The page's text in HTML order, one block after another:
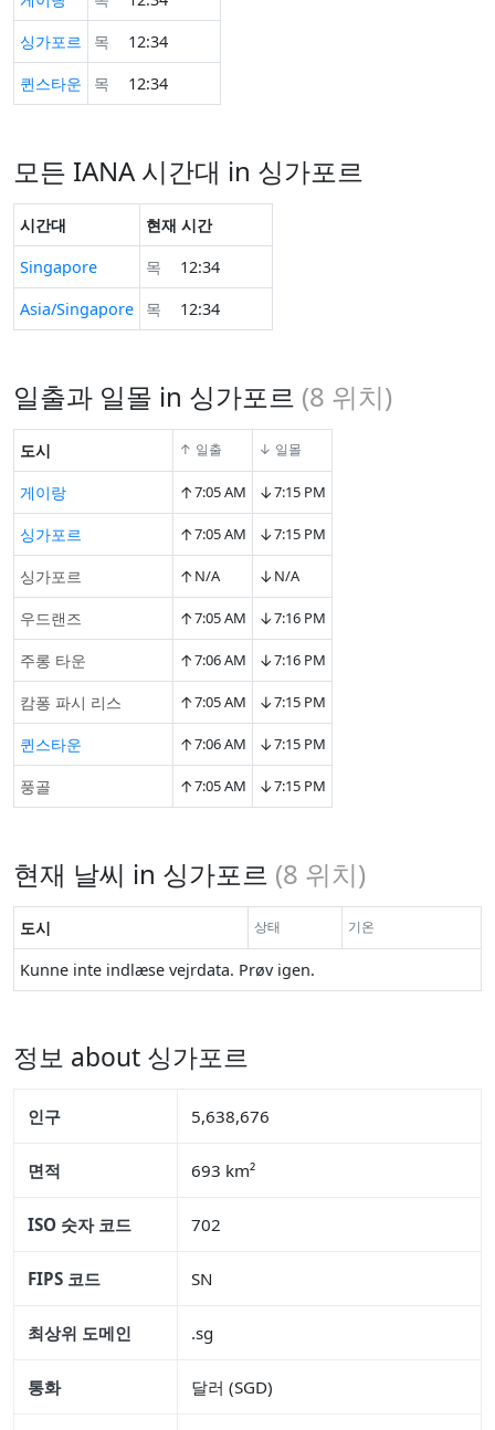
싱가포르
목
12:34
퀸스타운
목 12:34
모든 IANA 시간대 in 싱가포르
시간대
현재 시간
Singapore
목
12:34
Asia/Singapore
목 12:34
일출과 일몰 in 싱가포르 (8 위치)
도시 ↑ 일출 ↓ 일몰
게이랑 ↑7:05 AM ↓7:15 PM
싱가포르 ↑7:05 AM ↓7:15 PM
싱가포르 ↑ N/A ↓N/A
우드랜즈 ↑7:05 AM ↓7:16 PM
주롱 타운 ↑7:06 AM ↓7:16 PM
캄퐁 파시 리스 ↑7:05 AM ↓7:15 PM
퀸스타운 ↑7:06 AM ↓7:15 PM
풍골 ↑7:05 AM ↓7:15 PM
현재 날씨 in 싱가포르 (8 위치)
도시 상태 기온
Kunne inte indlæse vejrdata. Prøv igen.
정보 about 싱가포르
인구 5,638,676
면적 693 km²
ISO 숫자 코드 702
FIPS 코드 SN
최상위 도메인 .sg
통화 달러 (SGD)